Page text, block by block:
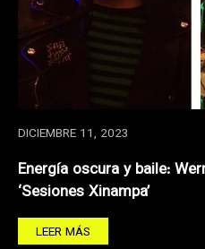
DICIEMBRE 11, 2023
Energía oscura y baile:
‘Sesiones Xinampa’
LEER MÁS